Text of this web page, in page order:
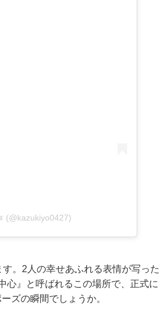
(@kazukiyo0427)
。2人の幸せあふれる表情が写った
心』と呼ばれるこの場所で、正式に
ズの瞬間でしょうか。